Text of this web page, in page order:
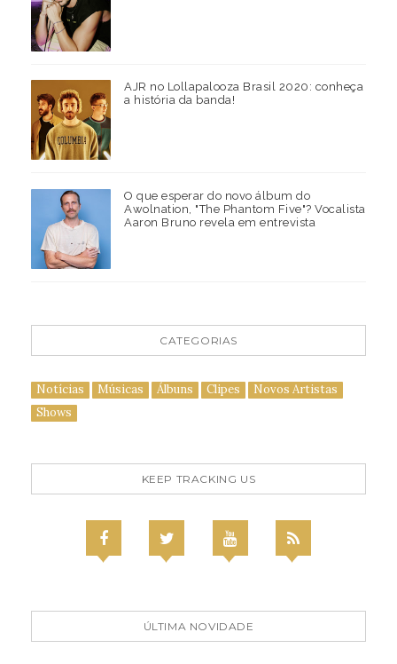
AJR no Lollapalooza Brasil 2020: conheça
a história da banda!
O que esperar do novo álbum do
Awolnation, "The Phantom Five"? Vocalista
Aaron Bruno revela em entrevista
CATEGORIAS
Notícias Músicas Álbuns Clipes
Novos Artistas
Shows
KEEP TRACKING US
ÚLTIMA NOVIDADE